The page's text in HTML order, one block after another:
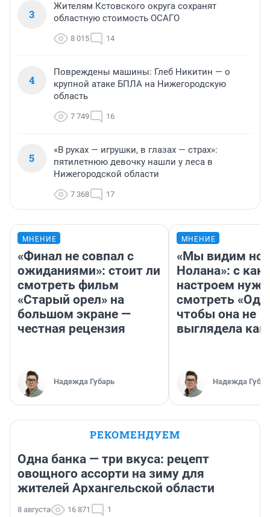
3
Жителям Кстовского округа сохранят
областную стоимость ОСАГО
8 015 14
4
Повреждены машины: Глеб Никитин — о
крупной атаке БПЛА на Нижегородскую
область
7 749 16
5
«В руках — игрушки, в глазах — страх»:
пятилетнюю девочку нашли у леса в
Нижегородской области
7 368 17
МНЕНИЕ
«Финал не совпал с
ожиданиями»: стоит ли
смотреть фильм
«Старый орел» на
большом экране —
честная рецензия
Надежда Губарь
МНЕНИЕ
«Мы видим
Нолана»: с
настроем
смотреть
чтобы она не
выглядела как
Надежда
РЕКОМЕНДУЕМ
Одна банка — три вкуса: рецепт
овощного ассорти на зиму для
жителей Архангельской области
8 августа 16 871 1